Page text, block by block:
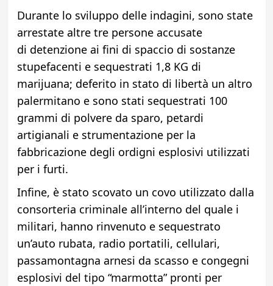
Durante lo sviluppo delle indagini, sono state
arrestate altre tre persone accusate
di detenzione ai fini di spaccio di sostanze
stupefacenti e sequestrati 1,8 KG di
marijuana; deferito in stato di libertà un altro
palermitano e sono stati sequestrati 100
grammi di polvere da sparo, petardi
artigianali e strumentazione per la
fabbricazione degli ordigni esplosivi utilizzati
per i furti.
Infine, è stato scovato un covo utilizzato dalla
consorteria criminale all’interno del quale i
militari, hanno rinvenuto e sequestrato
un’auto rubata, radio portatili, cellulari,
passamontagna arnesi da scasso e congegni
esplosivi del tipo “marmotta” pronti per